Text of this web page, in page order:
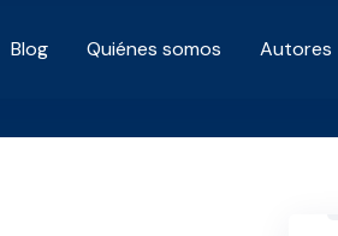
Blog Quiénes somos Autores